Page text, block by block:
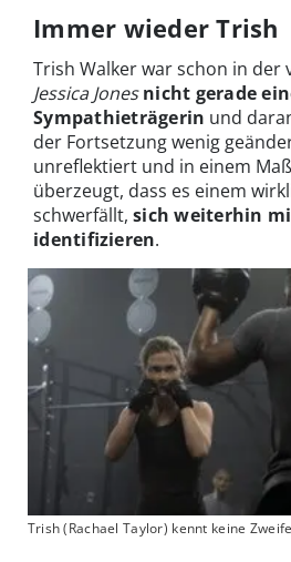
Immer wieder Trish
Trish Walker war schon in der
Jessica Jones nicht gerade
Sympathieträgerin und
der Fortsetzung wenig
unreflektiert und in einem
überzeugt, dass es einem
schwerfällt, sich weiterhin
identifizieren.
Trish (Rachael Taylor) kennt keine